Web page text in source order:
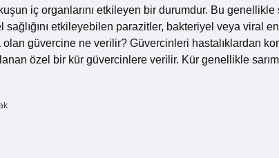
iç organlarını etkileyen bir durumdur. Bu
sağlığını etkileyebilen parazitler, bakteriyel veya viral
olan güvercine ne verilir? Güvercinleri hastalıklardan
özel bir kür güvercinlere verilir. Kür genellikle